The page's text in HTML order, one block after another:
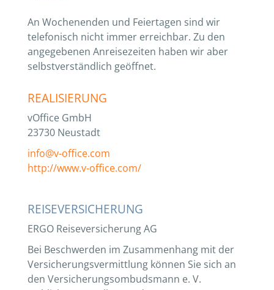
An Wochenenden und Feiertagen sind wir
telefonisch nicht immer erreichbar. Zu den
angegebenen Anreisezeiten haben wir aber
selbstverständlich geöffnet.
REALISIERUNG
vOffice GmbH
23730 Neustadt
info@v-office.com
http://www.v-office.com/
REISEVERSICHERUNG
ERGO Reiseversicherung AG
Bei Beschwerden im Zusammenhang mit der
Versicherungsvermittlung können Sie sich an
den Versicherungsombudsmann e. V.